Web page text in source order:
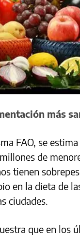
más
FAO, se
de
tienen
en la dieta de
ciudades.
que en los